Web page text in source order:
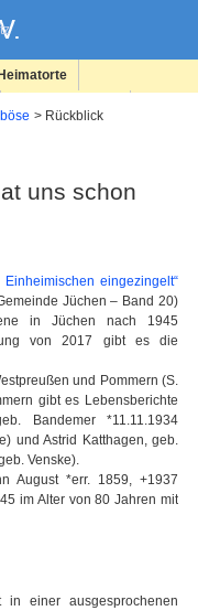
Rückblick
uns schon
eingezingelt“
Jüchen – Band 20)
in Jüchen nach 1945
von 2017 gibt es die
und Pommern (S.
gibt es Lebensberichte
Bandemer *11.11.1934
und Astrid Katthagen, geb.
Venske).
August *err. 1859, +1937
im Alter von 80 Jahren mit
in einer ausgesprochenen